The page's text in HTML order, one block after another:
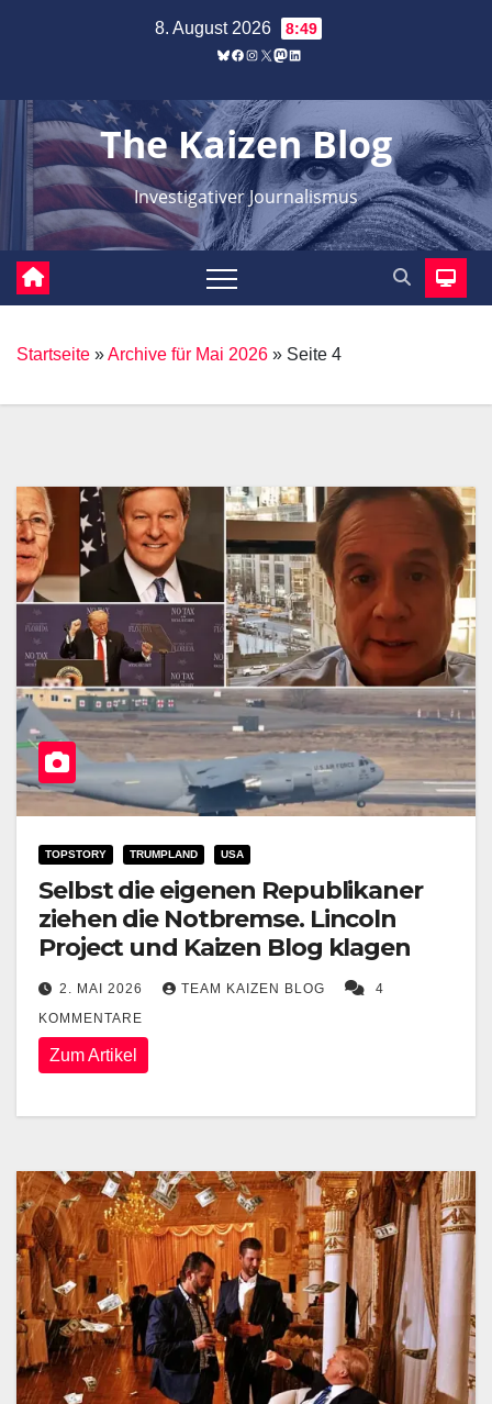
8. August 2026 8:49
Bluesky
Facebook
Instagram
X Mastodon
LinkedIn
The Kaizen Blog
Investigativer Journalismus
Startseite »Archive für Mai 2026 » Seite 4
TOPSTORY TRUMPLAND USA
Selbst die eigenen Republikaner
ziehen die Notbremse. Lincoln
Project und Kaizen Blog klagen
2. MAI 2026 TEAM KAIZEN BLOG
4
KOMMENTARE
Zum Artikel